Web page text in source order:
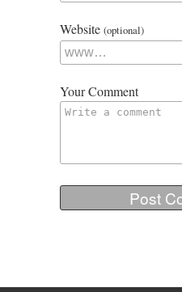
Website (optional)
Your Comment